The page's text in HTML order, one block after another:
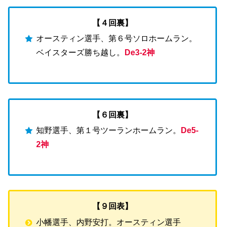
【４回裏】
オースティン選手、第６号ソロホームラン。
ベイスターズ勝ち越し。
De3-2神
【６回裏】
知野選手、第１号ツーランホームラン。
De5-
2神
【９回表】
小幡選手、内野安打。オースティン選手